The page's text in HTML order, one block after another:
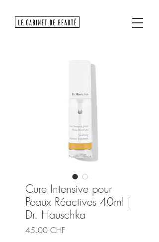
Cure Intensive pour
Peaux Réactives 40ml |
Dr. Hauschka
45.00 CHF